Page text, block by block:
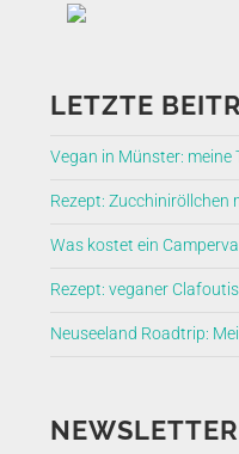
LETZTE
Vegan in Münster:
Rezept: Zucchiniröllchen
Was kostet ein
Rezept: veganer
Neuseeland Roadtrip:
NEWSLETTER